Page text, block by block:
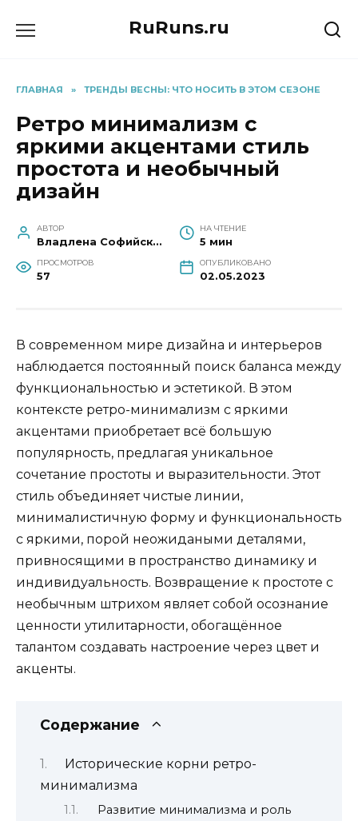
RuRuns.ru
ГЛАВНАЯ » ТРЕНДЫ ВЕСНЫ: ЧТО НОСИТЬ В ЭТОМ СЕЗОНЕ
Ретро минимализм с
яркими акцентами стиль
простота и необычный
дизайн
АВТОР
Владлена Софийская
НА ЧТЕНИЕ
5 мин
ПРОСМОТРОВ
57
ОПУБЛИКОВАНО
02.05.2023
В современном мире дизайна и интерьеров
наблюдается постоянный поиск баланса между
функциональностью и эстетикой. В этом
контексте ретро-минимализм с яркими
акцентами приобретает всё большую
популярность, предлагая уникальное
сочетание простоты и выразительности. Этот
стиль объединяет чистые линии,
минималистичную форму и функциональность
с яркими, порой неожидаными деталями,
привносящими в пространство динамику и
индивидуальность. Возвращение к простоте с
необычным штрихом являет собой осознание
ценности утилитарности, обогащённое
талантом создавать настроение через цвет и
акценты.
Содержание
Исторические корни ретро-
минимализма
Развитие минимализма и роль